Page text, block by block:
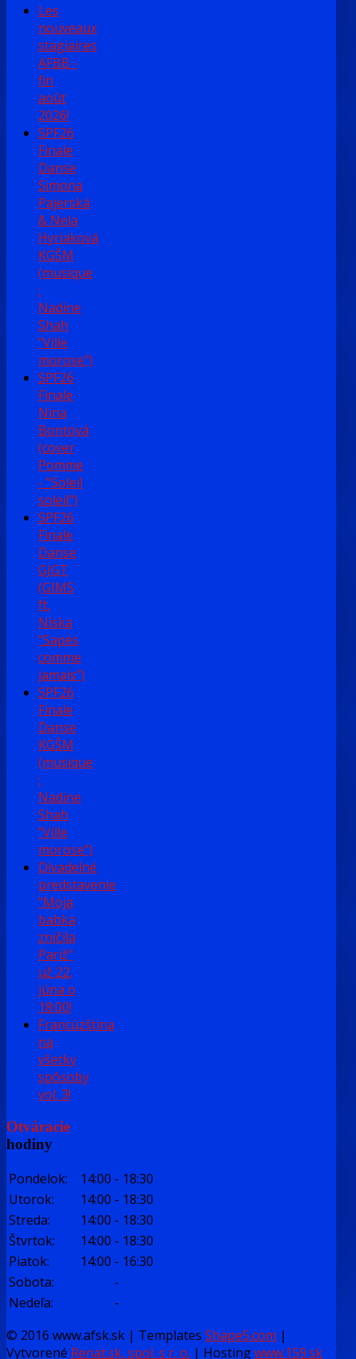
Les
nouveaux
stagiaires
AFBB -
fin
août
2026!
SPF26
Finale
Danse
Simona
Pajerská
& Nela
Hyriaková
KGŠM
(musique
:
Nadine
Shah
"Ville
morose")
SPF26
Finale
Nina
Bontová
(cover
Pomme
- "Soleil
soleil")
SPF26
Finale
Danse
GJGT
(GIMS
ft.
Niska
"Sapés
comme
jamais")
SPF26
Finale
Danse
KGŠM
(musique
:
Nadine
Shah
"Ville
morose")
Divadelné
predstavenie
"Moja
babka
zničila
Pariž"
už 22.
júna o
18:00!
Francúzština
na
všetky
spôsoby
vol. 3!
Otváracie
hodiny
Pondelok: 14:00 - 18:30
Utorok:
14:00 - 18:30
Streda:
14:00 - 18:30
Štvrtok:
14:00 - 18:30
Piatok:
14:00 - 16:30
Sobota:
-
Nedeľa:
-
© 2016 www.afsk.sk | Templates Shape5.com |
Vytvorené Renat.sk, spol. s r. o. | Hostingwww.159.sk